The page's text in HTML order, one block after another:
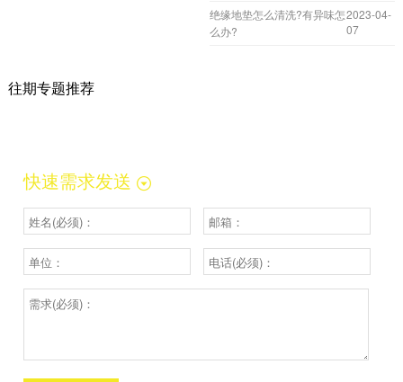
绝缘地垫怎么清洗?有异味怎
么办?
2023-04-
07
往期专题推荐
快速需求发送